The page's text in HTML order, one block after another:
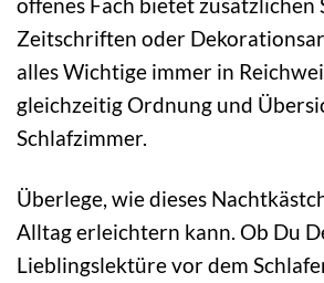
Zeitschriften oder
alles Wichtige immer in
gleichzeitig Ordnung und
Schlafzimmer.
Überlege, wie dieses
Alltag erleichtern kann. Ob Du
Lieblingslektüre vor dem